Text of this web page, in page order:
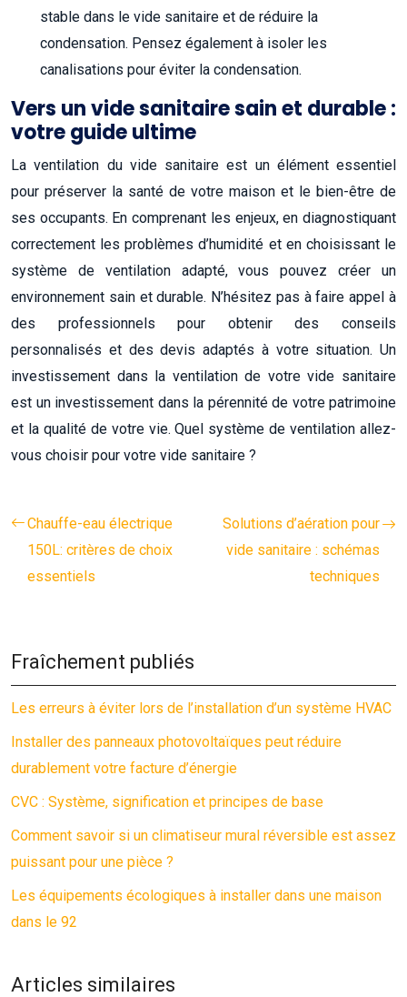
stable dans le vide sanitaire et de réduire la
condensation. Pensez également à isoler les
canalisations pour éviter la condensation.
Vers un vide sanitaire sain et durable :
votre guide ultime
La ventilation du vide sanitaire est un élément essentiel
pour préserver la santé de votre maison et le bien-être de
ses occupants. En comprenant les enjeux, en diagnostiquant
correctement les problèmes d’humidité et en choisissant le
système de ventilation adapté, vous pouvez créer un
environnement sain et durable. N’hésitez pas à faire appel à
des professionnels pour obtenir des conseils
personnalisés et des devis adaptés à votre situation. Un
investissement dans la ventilation de votre vide sanitaire
est un investissement dans la pérennité de votre patrimoine
et la qualité de votre vie. Quel système de ventilation allez-
vous choisir pour votre vide sanitaire ?
Chauffe-eau électrique
150L: critères de choix
essentiels
Solutions d’aération pour
vide sanitaire : schémas
techniques
Fraîchement publiés
Les erreurs à éviter lors de l’installation d’un système HVAC
Installer des panneaux photovoltaïques peut réduire
durablement votre facture d’énergie
CVC : Système, signification et principes de base
Comment savoir si un climatiseur mural réversible est assez
puissant pour une pièce ?
Les équipements écologiques à installer dans une maison
dans le 92
Articles similaires